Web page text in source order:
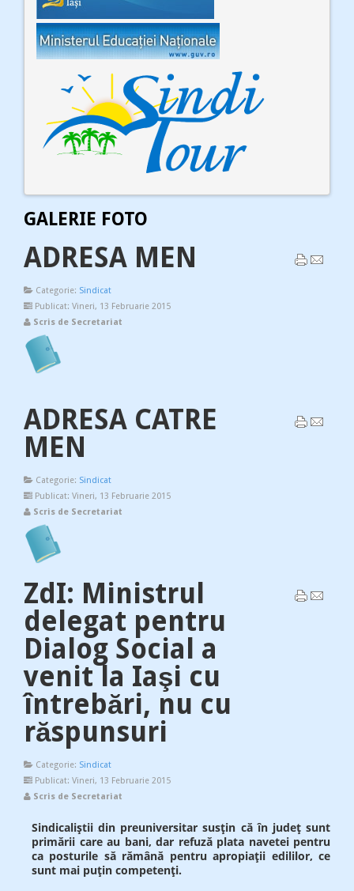
GALERIE FOTO
ADRESA MEN
Categorie: Sindicat
Publicat: Vineri, 13 Februarie 2015
Scris de Secretariat
ADRESA CATRE
MEN
Categorie: Sindicat
Publicat: Vineri, 13 Februarie 2015
Scris de Secretariat
ZdI: Ministrul
delegat pentru
Dialog Social a
venit la Iaşi cu
întrebări, nu cu
răspunsuri
Categorie: Sindicat
Publicat: Vineri, 13 Februarie 2015
Scris de Secretariat
Sindicaliştii din preuniversitar susţin că în judeţ sunt
primării care au bani, dar refuză plata navetei pentru
ca posturile să rămână pentru apropiaţii edililor, ce
sunt mai puţin competenţi.